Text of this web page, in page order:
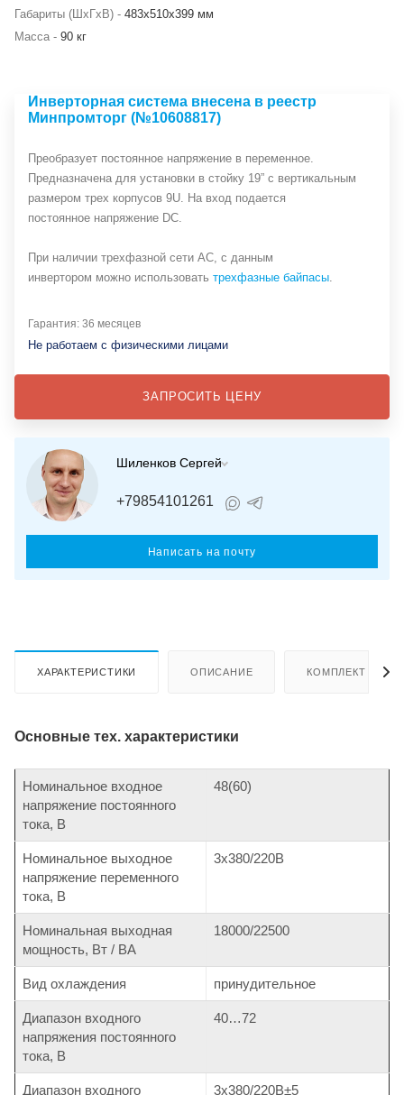
Габариты (ШхГхВ) - 483х510х399 мм
Масса - 90 кг
Инверторная система внесена в реестр
Минпромторг (№10608817)
Преобразует постоянное напряжение в переменное.
Предназначена для установки в стойку 19” с вертикальным
размером трех корпусов 9U. На вход подается
постоянное напряжение DC.
При наличии трехфазной сети АС, с данным
инвертором можно использовать трехфазные байпасы.
Гарантия: 36 месяцев
Не работаем с физическими лицами
ЗАПРОСИТЬ ЦЕНУ
Шиленков Сергей
+79854101261
Написать на почту
ХАРАКТЕРИСТИКИ ОПИСАНИЕ КОМПЛЕКТ
Основные тех. характеристики
Номинальное входное
напряжение постоянного
тока, В
48(60)
Номинальное выходное
напряжение переменного
тока, В
3х380/220В
Номинальная выходная
мощность, Вт / ВА
18000/22500
Вид охлаждения принудительное
Диапазон входного
напряжения постоянного
тока, В
40…72
Диапазон входного 3х380/220В±5